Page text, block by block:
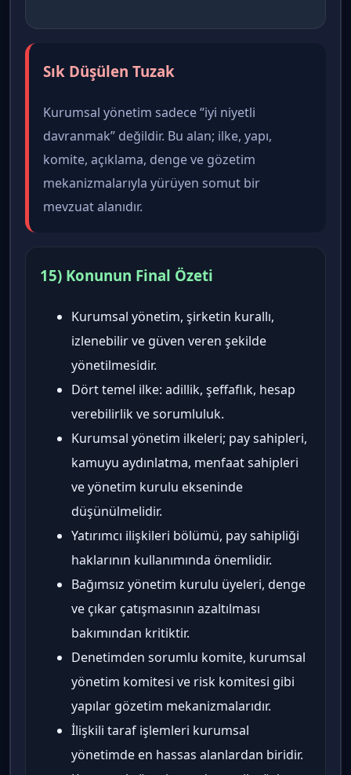
Sık Düşülen Tuzak
Kurumsal yönetim sadece “iyi niyetli
davranmak” değildir. Bu alan; ilke, yapı,
komite, açıklama, denge ve gözetim
mekanizmalarıyla yürüyen somut bir
mevzuat alanıdır.
15) Konunun Final Özeti
Kurumsal yönetim, şirketin kurallı,
izlenebilir ve güven veren şekilde
yönetilmesidir.
Dört temel ilke: adillik, şeffaflık, hesap
verebilirlik ve sorumluluk.
Kurumsal yönetim ilkeleri; pay sahipleri,
kamuyu aydınlatma, menfaat sahipleri
ve yönetim kurulu ekseninde
düşünülmelidir.
Yatırımcı ilişkileri bölümü, pay sahipliği
haklarının kullanımında önemlidir.
Bağımsız yönetim kurulu üyeleri, denge
ve çıkar çatışmasının azaltılması
bakımından kritiktir.
Denetimden sorumlu komite, kurumsal
yönetim komitesi ve risk komitesi gibi
yapılar gözetim mekanizmalarıdır.
İlişkili taraf işlemleri kurumsal
yönetimde en hassas alanlardan biridir.